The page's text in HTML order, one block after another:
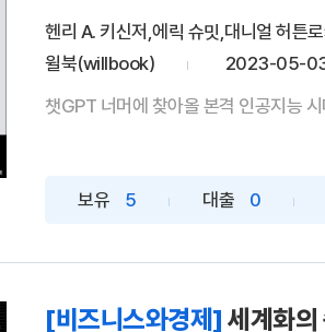
헨리 A. 키신저,에릭 슈밋,대니얼 허튼
윌북(willbook)
2023-05-
챗GPT 너머에 찾아올 본격 인공지능
보유 5 대출 0
[비즈니스와경제] 세계화의